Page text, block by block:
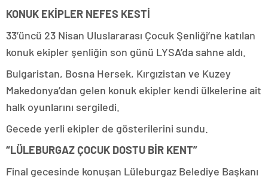
KONUK EKİPLER NEFES KESTİ
33’üncü 23 Nisan Uluslararası Çocuk Şenliği’ne katılan
konuk ekipler şenliğin son günü LYSA’da sahne aldı.
Bulgaristan, Bosna Hersek, Kırgızistan ve Kuzey
Makedonya’dan gelen konuk ekipler kendi ülkelerine ait
halk oyunlarını sergiledi.
Gecede yerli ekipler de gösterilerini sundu.
“LÜLEBURGAZ ÇOCUK DOSTU BİR KENT”
Final gecesinde konuşan Lüleburgaz Belediye Başkanı